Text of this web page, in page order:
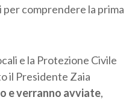
comprendere la prima
e la Protezione Civile
il Presidente Zaia
e verranno avviate,